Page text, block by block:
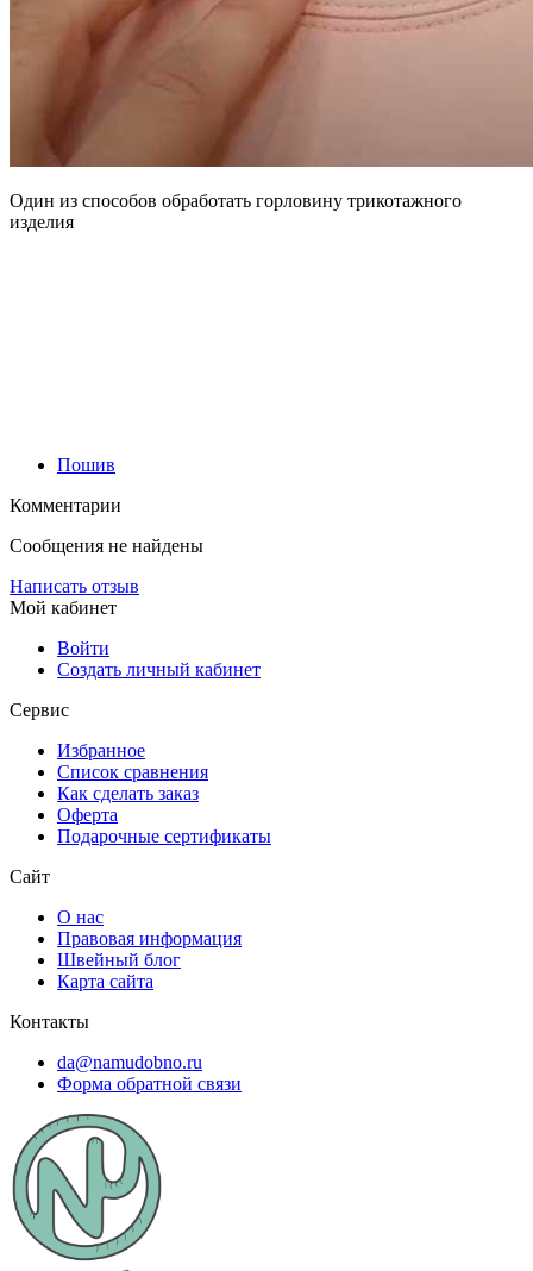
Один из способов обработать горловину трикотажного
изделия
Пошив
Комментарии
Сообщения не найдены
Написать отзыв
Мой кабинет
Войти
Создать личный кабинет
Сервис
Избранное
Список сравнения
Как сделать заказ
Оферта
Подарочные сертификаты
Сайт
О нас
Правовая информация
Швейный блог
Карта сайта
Контакты
da@namudobno.ru
Форма обратной связи